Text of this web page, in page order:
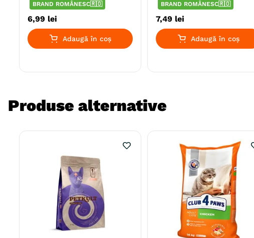
BRAND ROMÂNESC🇷🇴
6,99 lei
Adaugă în coș
BRAND ROMÂNESC🇷🇴
7,49 lei
Adaugă în coș
Produse alternative